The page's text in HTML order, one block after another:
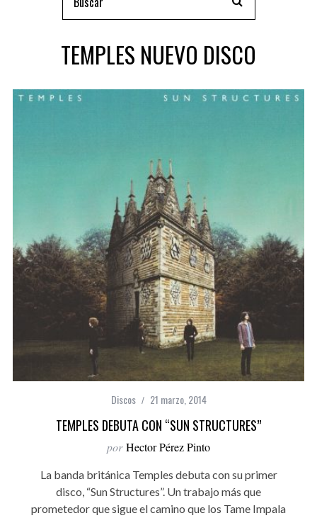
TEMPLES NUEVO DISCO
Discos 21 marzo, 2014
TEMPLES DEBUTA CON “SUN STRUCTURES”
por Hector Pérez Pinto
La banda británica Temples debuta con su primer
disco, “Sun Structures”. Un trabajo más que
prometedor que sigue el camino que los Tame Impala